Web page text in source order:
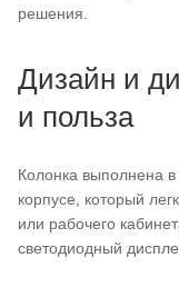
решения.
Дизайн и
и польза
Колонка выполнена
корпусе, который
или рабочего
светодиодный